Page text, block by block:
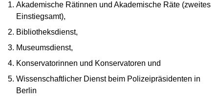
Akademische Rätinnen und Akademische Räte (zweites
Einstiegsamt),
Bibliotheksdienst,
Museumsdienst,
Konservatorinnen und Konservatoren und
Wissenschaftlicher Dienst beim Polizeipräsidenten in
Berlin